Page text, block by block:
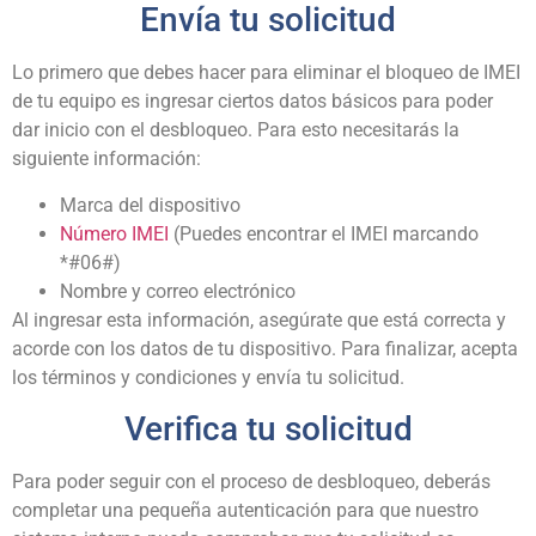
Envía tu solicitud
Lo primero que debes hacer para eliminar el bloqueo de IMEI
de tu equipo es ingresar ciertos datos básicos para poder
dar inicio con el desbloqueo. Para esto necesitarás la
siguiente información:
Marca del dispositivo
Número IMEI (Puedes encontrar el IMEI marcando
*#06#)
Nombre y correo electrónico
Al ingresar esta información, asegúrate que está correcta y
acorde con los datos de tu dispositivo. Para finalizar, acepta
los términos y condiciones y envía tu solicitud.
Verifica tu solicitud
Para poder seguir con el proceso de desbloqueo, deberás
completar una pequeña autenticación para que nuestro